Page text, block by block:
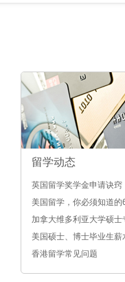
留学动态
英国留学奖学金申请诀窍
美国留学，你必须知道的
加拿大维多利亚大学硕士
介绍
美国硕士、博士毕业生薪
香港留学常见问题